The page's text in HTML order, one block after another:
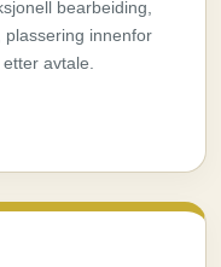
bearbeiding,
plassering innenfor
avtale.